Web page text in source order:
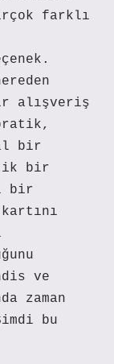
farklı
alışveriş
bir
bir
bir
ve
zaman
bu